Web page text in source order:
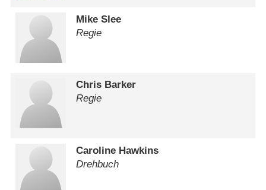
Mike Slee
Regie
Chris Barker
Regie
Caroline Hawkins
Drehbuch